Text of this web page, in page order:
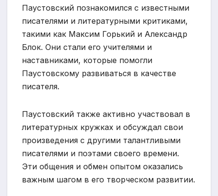
Паустовский познакомился с известными
писателями и литературными критиками,
такими как Максим Горький и Александр
Блок. Они стали его учителями и
наставниками, которые помогли
Паустовскому развиваться в качестве
писателя.
Паустовский также активно участвовал в
литературных кружках и обсуждал свои
произведения с другими талантливыми
писателями и поэтами своего времени.
Эти общения и обмен опытом оказались
важным шагом в его творческом развитии.